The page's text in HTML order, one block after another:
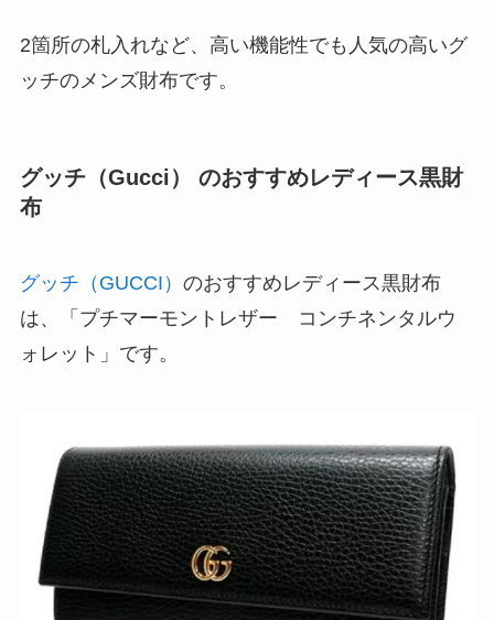
2箇所の札入れなど、高い機能性でも人気の高いグ
ッチのメンズ財布です。
グッチ（Gucci） のおすすめレディース黒財
布
グッチ（GUCCI） のおすすめレディース黒財布
は、「プチマーモントレザー コンチネンタルウ
ォレット」です。